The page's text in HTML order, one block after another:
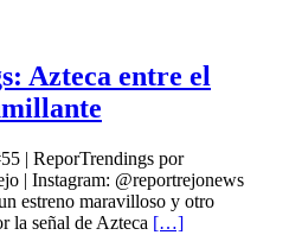
Azteca entre el
| ReporTrendings por
| Instagram: @reportrejonews
estreno maravilloso y otro
la señal de Azteca […]